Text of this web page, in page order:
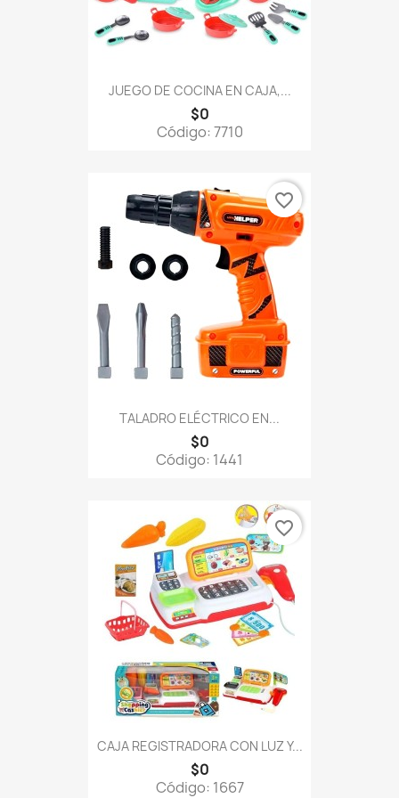
JUEGO DE COCINA EN CAJA,...
$0
Código: 7710
TALADRO ELÉCTRICO EN...
$0
Código: 1441
favorite_border
CAJA REGISTRADORA CON LUZ Y...
$0
Código: 1667
favorite_border